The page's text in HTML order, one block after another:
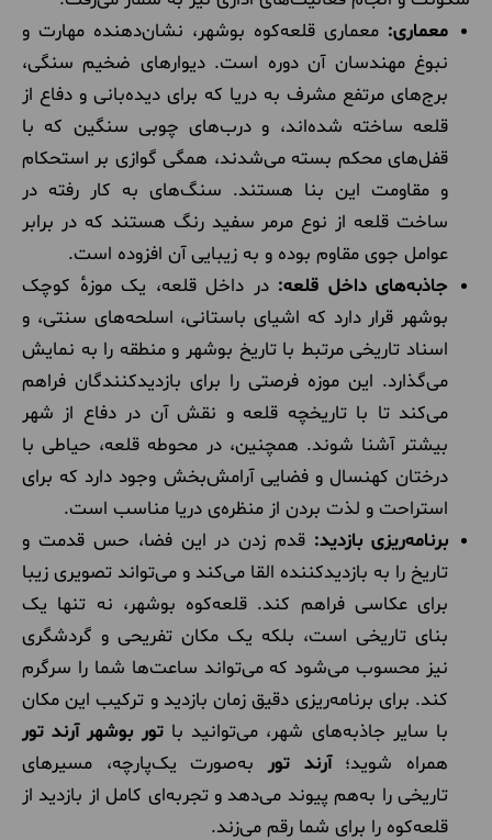
معماری: معماری قلعه‌کوه بوشهر، نشان‌دهنده مهارت و
نبوغ مهندسان آن دوره است. دیوارهای ضخیم سنگی،
برج‌های مرتفع مشرف به دریا که برای دیده‌بانی و دفاع از
قلعه ساخته شده‌اند، و درب‌های چوبی سنگین که با
قفل‌های محکم بسته می‌شدند، همگی گوازی بر استحکام
و مقاومت این بنا هستند. سنگ‌های به کار رفته در
ساخت قلعه از نوع مرمر سفید رنگ هستند که در برابر
عوامل جوی مقاوم بوده و به زیبایی آن افزوده است.
جاذبه‌های داخل قلعه: در داخل قلعه، یک موزهٔ کوچک
بوشهر قرار دارد که اشیای باستانی، اسلحه‌های سنتی، و
اسناد تاریخی مرتبط با تاریخ بوشهر و منطقه را به نمایش
می‌گذارد. این موزه فرصتی را برای بازدیدکنندگان فراهم
می‌کند تا با تاریخچه قلعه و نقش آن در دفاع از شهر
بیشتر آشنا شوند. همچنین، در محوطه قلعه، حیاطی با
درختان کهنسال و فضایی آرامش‌بخش وجود دارد که برای
استراحت و لذت بردن از منظره‌ی دریا مناسب است.
برنامه‌ریزی بازدید: قدم زدن در این فضا، حس قدمت و
تاریخ را به بازدیدکننده القا می‌کند و می‌تواند تصویری زیبا
برای عکاسی فراهم کند. قلعه‌کوه بوشهر، نه تنها یک
بنای تاریخی است، بلکه یک مکان تفریحی و گردشگری
نیز محسوب می‌شود که می‌تواند ساعت‌ها شما را سرگرم
کند. برای برنامه‌ریزی دقیق زمان بازدید و ترکیب این مکان
با سایر جاذبه‌های شهر، می‌توانید باتور بوشهر آرند تور
همراه شوید؛آرند تور به‌صورت یک‌پارچه، مسیرهای
تاریخی را به‌هم پیوند می‌دهد و تجربه‌ای کامل از بازدید از
قلعه‌کوه را برای شما رقم می‌زند.